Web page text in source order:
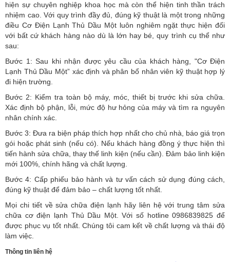
hiện sự chuyên nghiệp khoa học mà còn thể hiện tinh thần trách
nhiệm cao. Với quy trình đầy đủ, đúng kỹ thuật là một trong những
điều Cơ Điện Lạnh Thủ Dầu Một luôn nghiêm ngặt thực hiện đối
với bất cứ khách hàng nào dù là lớn hay bé, quy trình cụ thể như
sau:
Bước 1: Sau khi nhận được yêu cầu của khách hàng, "Cơ Điện
Lạnh Thủ Dầu Một” xác định và phân bổ nhân viên kỹ thuật hợp lý
đi hiện trường.
Bước 2: Kiểm tra toàn bộ máy, móc, thiết bị trước khi sửa chữa.
Xác định bộ phận, lỗi, mức độ hư hỏng của máy và tìm ra nguyên
nhân chính xác.
Bước 3: Đưa ra biện pháp thích hợp nhất cho chủ nhà, báo giá trọn
gói hoặc phát sinh (nếu có). Nếu khách hàng đồng ý thực hiện thì
tiến hành sửa chữa, thay thế linh kiện (nếu cần). Đảm bảo linh kiện
mới 100%, chính hãng và chất lượng.
Bước 4: Cấp phiếu bảo hành và tư vấn cách sử dụng đúng cách,
đúng kỹ thuật để đảm bảo – chất lượng tốt nhất.
Mọi chi tiết về sửa chữa điện lạnh hãy liên hệ với trung tâm sửa
chữa cơ điện lạnh Thủ Dầu Một. Với số hotline 0986839825 để
được phục vụ tốt nhất. Chúng tôi cam kết về chất lượng và thái độ
làm việc.
Thông tin liên hệ